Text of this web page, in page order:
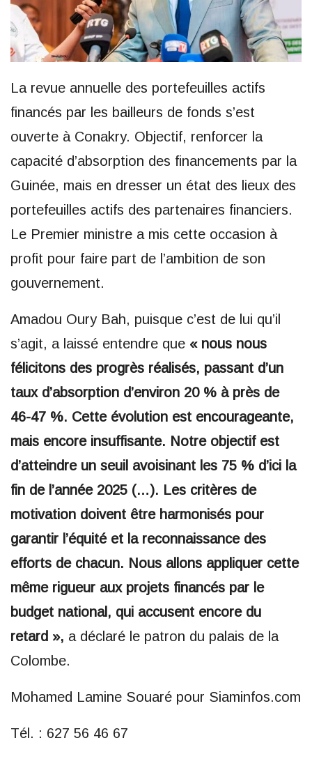
La revue annuelle des portefeuilles actifs
financés par les bailleurs de fonds s’est
ouverte à Conakry. Objectif, renforcer la
capacité d’absorption des financements par la
Guinée, mais en dresser un état des lieux des
portefeuilles actifs des partenaires financiers.
Le Premier ministre a mis cette occasion à
profit pour faire part de l’ambition de son
gouvernement.
Amadou Oury Bah, puisque c’est de lui qu’il
s’agit, a laissé entendre que « nous nous
félicitons des progrès réalisés, passant d’un
taux d’absorption d’environ 20 % à près de
46-47 %. Cette évolution est encourageante,
mais encore insuffisante. Notre objectif est
d’atteindre un seuil avoisinant les 75 % d’ici la
fin de l’année 2025 (…). Les critères de
motivation doivent être harmonisés pour
garantir l’équité et la reconnaissance des
efforts de chacun. Nous allons appliquer cette
même rigueur aux projets financés par le
budget national, qui accusent encore du
retard », a déclaré le patron du palais de la
Colombe.
Mohamed Lamine Souaré pour Siaminfos.com
Tél. : 627 56 46 67